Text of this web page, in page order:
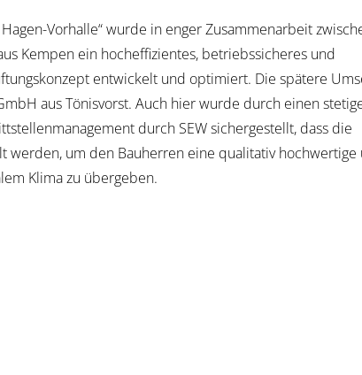
Vorhalle“ wurde in enger Zusammenarbeit
Kempen ein hocheffizientes, betriebssicheres und
entwickelt und optimiert. Die spätere
aus Tönisvorst. Auch hier wurde durch einen
durch SEW sichergestellt, dass die
um den Bauherren eine qualitativ hochwertige
Klima zu übergeben.